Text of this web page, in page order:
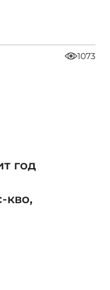
1073
год
кво,